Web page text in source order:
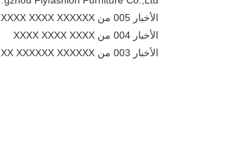
الأخبار 005 من XXXX XXXX XXXXXX
الأخبار 004 من XXXX XXXX XXXX